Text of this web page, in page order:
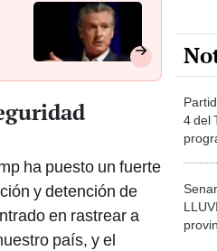
ha puesto un fuerte
y detención de
en rastrear a
país, y el
4 del